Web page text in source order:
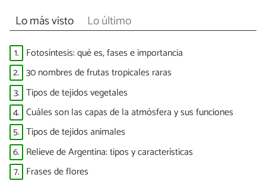
Lo más visto Lo último
1. Fotosíntesis: qué es, fases e importancia
2. 30 nombres de frutas tropicales raras
3. Tipos de tejidos vegetales
4. Cuáles son las capas de la atmósfera y sus funciones
5. Tipos de tejidos animales
6. Relieve de Argentina: tipos y características
7. Frases de flores